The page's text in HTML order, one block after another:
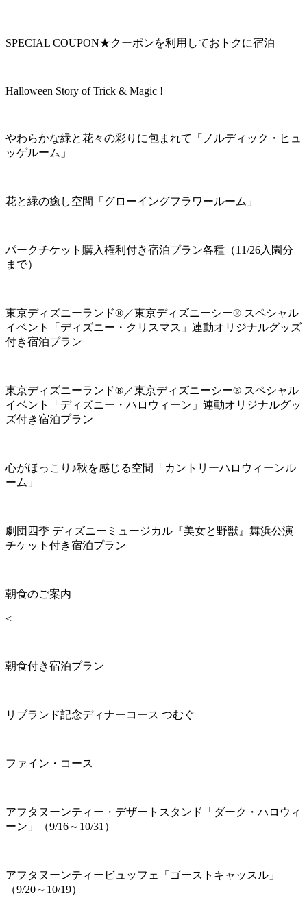
SPECIAL COUPON★クーポンを利用しておトクに宿泊
Halloween Story of Trick & Magic !
やわらかな緑と花々の彩りに包まれて「ノルディック・ヒュ
ッゲルーム」
花と緑の癒し空間「グローイングフラワールーム」
パークチケット購入権利付き宿泊プラン各種（11/26入園分
まで）
東京ディズニーランド®／東京ディズニーシー® スペシャル
イベント「ディズニー・クリスマス」連動オリジナルグッズ
付き宿泊プラン
東京ディズニーランド®／東京ディズニーシー® スペシャル
イベント「ディズニー・ハロウィーン」連動オリジナルグッ
ズ付き宿泊プラン
心がほっこり♪秋を感じる空間「カントリーハロウィーンル
ーム」
劇団四季 ディズニーミュージカル『美女と野獣』舞浜公演
チケット付き宿泊プラン
朝食のご案内
<
朝食付き宿泊プラン
リブランド記念ディナーコース つむぐ
ファイン・コース
アフタヌーンティー・デザートスタンド「ダーク・ハロウィ
ーン」（9/16～10/31）
アフタヌーンティービュッフェ「ゴーストキャッスル」
（9/20～10/19）